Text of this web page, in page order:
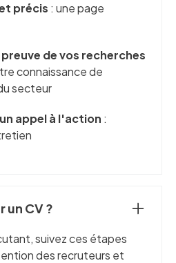
précis : une page
de vos recherches
connaissance de
secteur
appel à l'action :
un CV ?
suivez ces étapes
des recruteurs et